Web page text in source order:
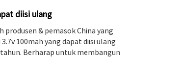
diisi ulang
produsen & pemasok China yang
100mah yang dapat diisi ulang
Berharap untuk membangun